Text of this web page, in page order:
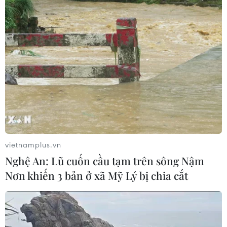
Thành lập Hội đồng cấp Nhà nước
xét tặng các giải thưởng khoa học và
công nghệ
06/08/2026 14:19
Đến năm 2030, Việt Nam làm chủ ít
nhất 4 công nghệ chiến lược
06/08/2026 12:58
Trung Quốc vận hành giàn phát điện
gió nổi đầu tiên chịu được bão cấp 17
06/08/2026 11:20
vietnamplus.vn
Nghệ An: Lũ cuốn cầu tạm trên sông Nậm
Nơn khiến 3 bản ở xã Mỹ Lý bị chia cắt